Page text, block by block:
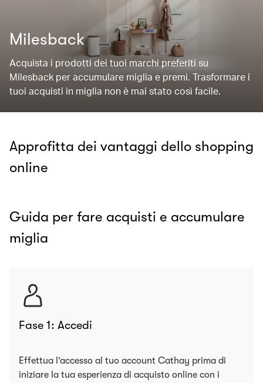
Milesback
Acquista i prodotti dei tuoi marchi preferiti su
Milesback per accumulare miglia e premi. Trasformare i
tuoi acquisti in miglia non è mai stato così facile.
Approfitta dei vantaggi dello shopping
online
Guida per fare acquisti e accumulare
miglia
Fase 1: Accedi
Effettua l’accesso al tuo account Cathay prima di
iniziare la tua esperienza di acquisto online con i